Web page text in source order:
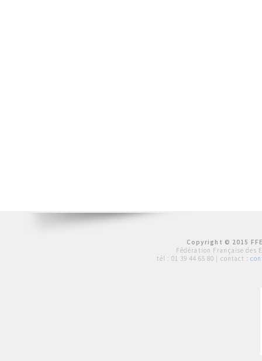
Copyright © 2015
Fédération Française des
tél : 01 39 44 65 80 | contact :